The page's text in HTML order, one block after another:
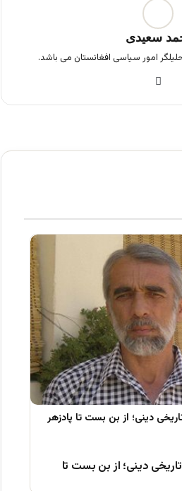
سعیدی
امور سیاسی افغانستان می باشد.
دینی؛ از بن بست تا